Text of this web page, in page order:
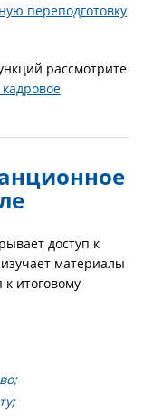
переподготовку
рассмотрите
доступ к
материалы
к итоговому